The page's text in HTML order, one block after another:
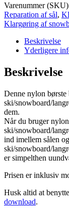
Varenummer
Reparation af sål,
Klargøring af
Beskrivelse
Yderligere
Beskrivelse
Denne nylon børste
ski/snowboard/
dem.
Når du bruger
ski/snowboard/
ind imellem sålen
ski/snowboard/
er simpelthen
Prisen er inklusiv
Husk altid at
download.